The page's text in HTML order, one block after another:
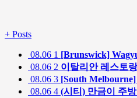
+ Posts
08.06 1 [Brunswick]
08.06 2 이탈리안 레스토
08.06 3 [South
08.06 4 (시티) 만금이 주